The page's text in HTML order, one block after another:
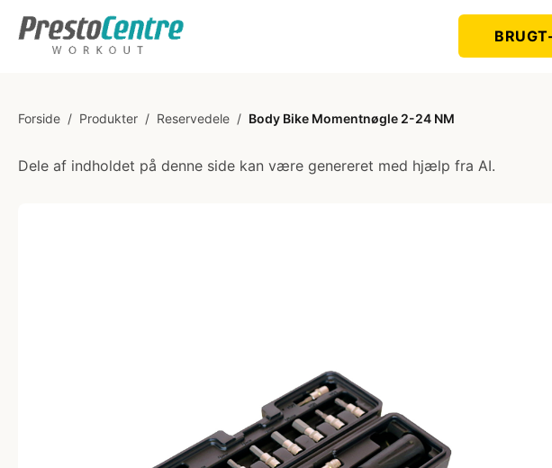
Forside / Produkter / Reservedele / Body Bike Momentnøgle 2-24 NM
Dele af indholdet på denne side kan være genereret med hjælp fra AI.